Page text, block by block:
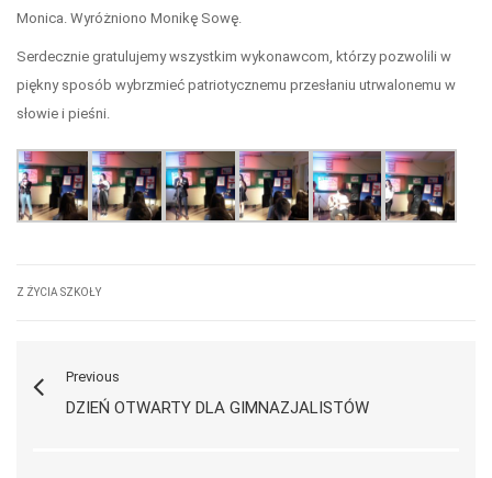
Monica. Wyróżniono Monikę Sowę.
Serdecznie gratulujemy wszystkim wykonawcom, którzy pozwolili w
piękny sposób wybrzmieć patriotycznemu przesłaniu utrwalonemu w
słowie i pieśni.
Z ŻYCIA SZKOŁY
Previous
DZIEŃ OTWARTY DLA GIMNAZJALISTÓW